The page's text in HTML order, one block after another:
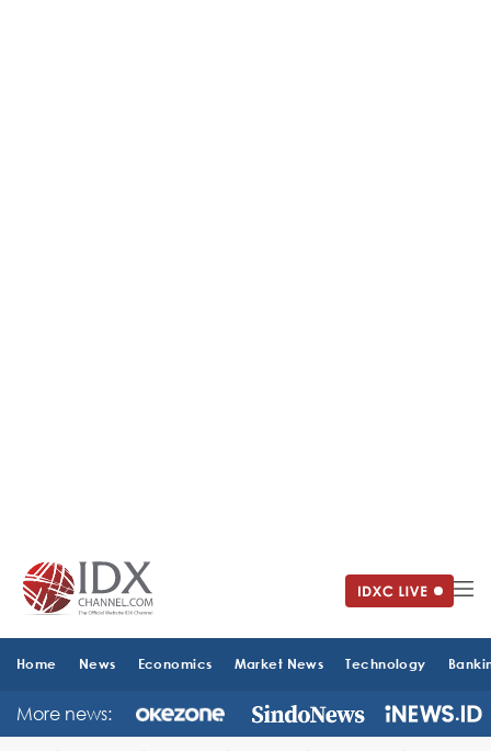
Home News Economics Market News Technology
More news: